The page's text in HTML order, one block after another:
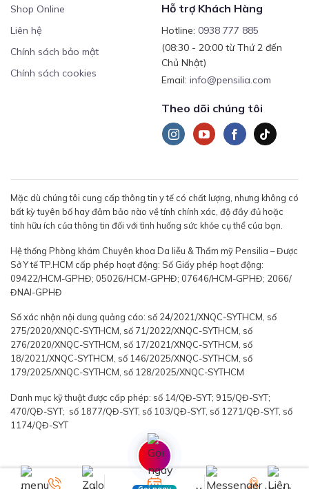
Shop Online
Liên hệ
Chính sách bảo mật
Chính sách cookies
Hỗ trợ Khách Hàng
Hotline: 0938 777 885
(08:30 - 20:00 từ Thứ 2 đến
Chủ Nhật)
Email: info@pensilia.com
Theo dõi chúng tôi
Mặc dù chúng tôi cung cấp thông tin y tế có chất lượng, nhưng không có
bất kỳ tuyên bố hay đảm bảo nào về tính chính xác, độ đầy đủ hoặc
tính hữu ích của thông tin đối với tình huống sức khỏe cụ thể của bạn.
Hệ thống Phòng khám Chuyên khoa Da liễu & Thẩm mỹ Pensilia – Được
Sở Y tế TP.HCM cấp phép hoạt động: Số Giấy phép hoạt động:
09422/HCM-GPHĐ; 05026/HCM-GPHĐ; 07646/HCM-GPHĐ; 2066/
ĐNAI-GPHĐ
Số xác nhận nội dung quảng cáo: số 24/2021/XNQC-SYTHCM, số
275/2020/XNQC-SYTHCM, số 71/2022/XNQC-SYTHCM, số
276/2020/XNQC-SYTHCM, số 17/2021/XNQC-SYTHCM, số
18/2021/XNQC-SYTHCM, số 146/2025/XNQC-SYTHCM, số
179/2025/XNQC-SYTHCM, số 128/2025/XNQC-SYTHCM
Danh mục kỹ thuật được cấp phép: số 14/QĐ-SYT; 915/QĐ-SYT;
470/QĐ-SYT; số 1877/QĐ-SYT, số 103/QĐ-SYT, số 1271/QĐ-SYT, số
1174/QĐ-SYT